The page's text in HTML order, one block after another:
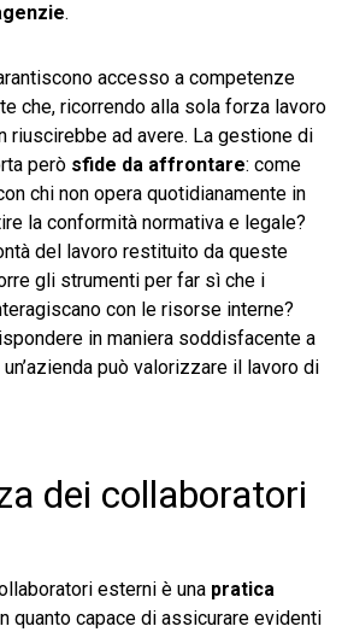
.
accesso a competenze
che, ricorrendo alla sola forza lavoro
riuscirebbe ad avere. La gestione di
però sfide da affrontare: come
chi non opera quotidianamente in
la conformità normativa e legale?
del lavoro restituito da queste
gli strumenti per far sì che i
con le risorse interne?
in maniera soddisfacente a
può valorizzare il lavoro di
dei collaboratori
esterni è una pratica
quanto capace di assicurare evidenti